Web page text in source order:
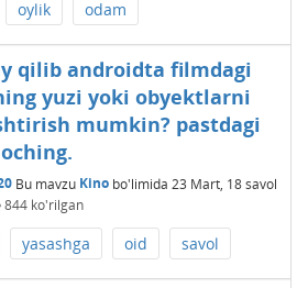
oylik odam
qilib androidta filmdagi
yuzi yoki obyektlarni
mumkin? pastdagi
Bu mavzu Kinobo'limida 23 Mart, 18 savol
844ko'rilgan
yasashga oid savol